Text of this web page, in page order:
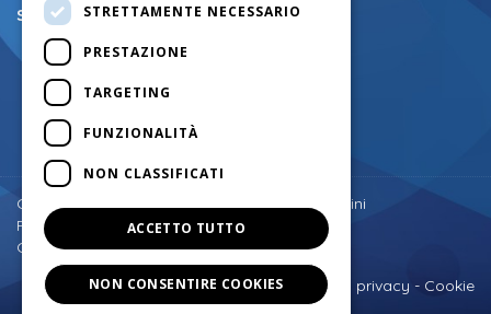
Sede legale e amministrativa:
+39.0457545290
+39.0457545742
amministrazione@mezzicingolati.com
Via Cortine N.1 - 37020
Giare di Sant'Anna D'Alfaedo (VR) - Italy
Torna su
Copyright © Costruzioni Meccaniche F.lli Antolini
P.IVA: 03182100234
Cap.Soc. € 300.000 I.V.
Informativa privacy - Cookie
STRETTAMENTE NECESSARIO
PRESTAZIONE
TARGETING
FUNZIONALITÀ
NON CLASSIFICATI
ACCETTO TUTTO
NON CONSENTIRE COOKIES